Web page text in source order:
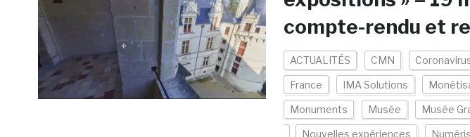
compte-rendu et
ACTUALITÉS CMN
France IMA Solutions
Monuments Musée Musée
Nouvelles expériences